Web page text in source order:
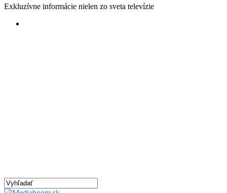
Exkluzívne informácie nielen zo sveta televízie